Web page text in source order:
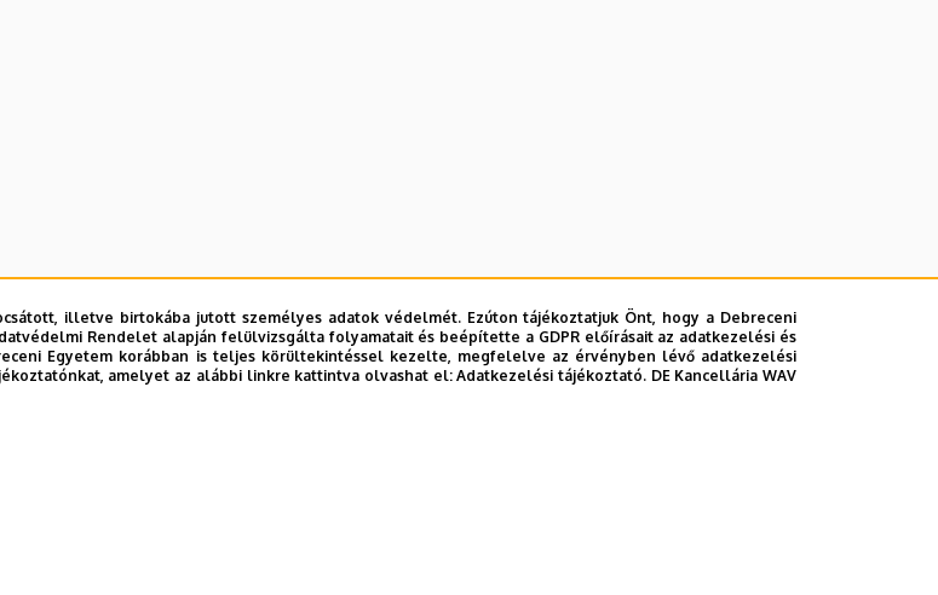
illetve birtokába jutott személyes adatok védelmét. Ezúton tájékoztatjuk Önt, hogy a Debreceni
Rendelet alapján felülvizsgálta folyamatait és beépítette a GDPR előírásait az adatkezelési és
Egyetem korábban is teljes körültekintéssel kezelte, megfelelve az érvényben lévő adatkezelési
amelyet az alábbi linkre kattintva olvashat el:Adatkezelési tájékoztató. DE Kancellária WAV